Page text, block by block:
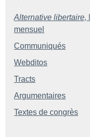
Alternative libertaire,
mensuel
Communiqués
Webditos
Tracts
Argumentaires
Textes de congrès